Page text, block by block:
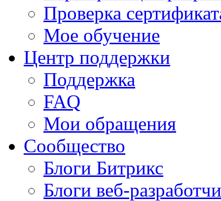
Проверка
Мое обучение
Центр поддержки
Поддержка
FAQ
Мои обращения
Сообщество
Блоги Битрикс
Блоги веб-